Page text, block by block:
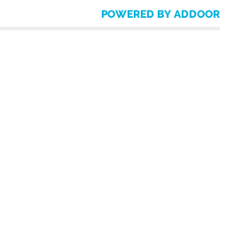
POWERED BY ADDOOR